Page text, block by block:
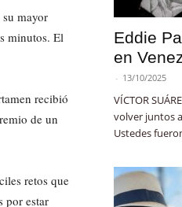
mayor
minutos. El
recibió
de un
retos que
por estar
Eddie
en
- 13/10/2025
VÍCTOR
volver juntos
Ustedes